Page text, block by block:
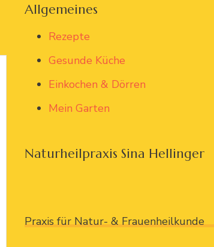
Allgemeines
Rezepte
Gesunde Küche
Einkochen & Dörren
Mein Garten
Naturheilpraxis Sina Hellinger
Praxis für Natur- & Frauenheilkunde